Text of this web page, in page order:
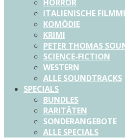
HORROR
ITALIENISCHE
KOMÖDIE
KRIMI
PETER THOMAS
SCIENCE-FICTION
WESTERN
ALLE SOUNDTRACKS
SPECIALS
BUNDLES
RARITÄTEN
SONDERANGEBOTE
ALLE SPECIALS